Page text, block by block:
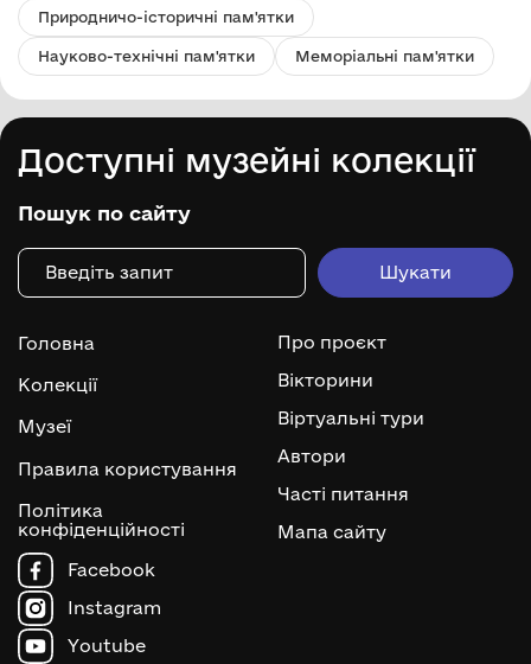
Природничо-історичні пам'ятки
Науково-технічні пам'ятки Меморіальні пам'ятки
Доступні музейні колекції
Пошук по сайту
Головна
Колекції
Музеї
Правила користування
Політика
конфіденційності
Про проєкт
Вікторини
Віртуальні тури
Автори
Часті питання
Мапа сайту
Facebook
Instagram
Youtube